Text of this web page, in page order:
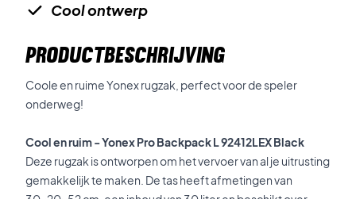
Cool ontwerp
PRODUCTBESCHRIJVING
Coole en ruime Yonex rugzak, perfect voor de speler
onderweg!
Cool en ruim - Yonex Pro Backpack L 92412LEX Black
Deze rugzak is ontworpen om het vervoer van al je uitrusting
gemakkelijk te maken. De tas heeft afmetingen van